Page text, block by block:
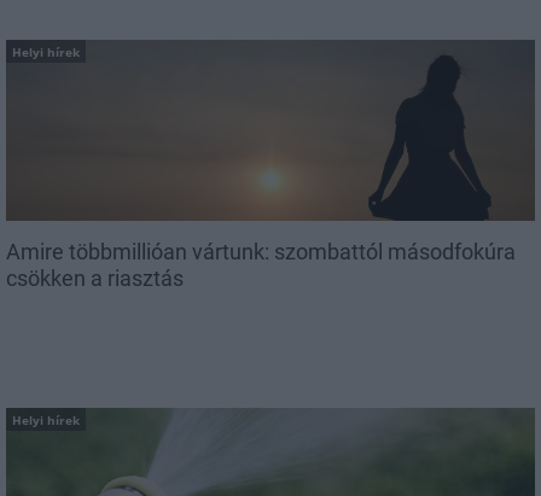
Helyi hírek
Amire többmillióan vártunk: szombattól másodfokúra
csökken a riasztás
Helyi hírek